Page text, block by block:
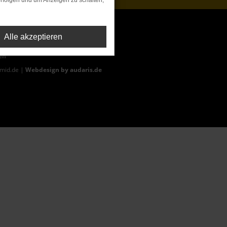
der Erstzulassung (Neupreis).
| Webdesign by audaris.de
Alle akzeptieren